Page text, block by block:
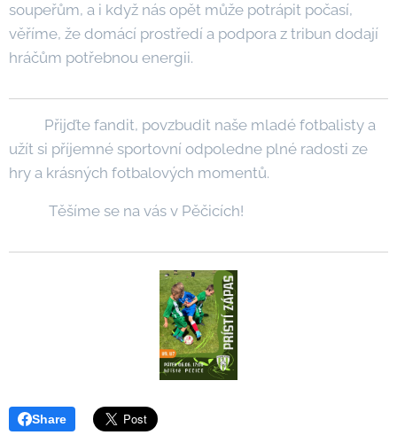
soupeřům, a i když nás opět může potrápit počasí,
věříme, že domácí prostředí a podpora z tribun dodají
hráčům potřebnou energii.
Přijďte fandit, povzbudit naše mladé fotbalisty a
užít si příjemné sportovní odpoledne plné radosti ze
hry a krásných fotbalových momentů.
🟢⚪ Těšíme se na vás v Pěčicích!
Share